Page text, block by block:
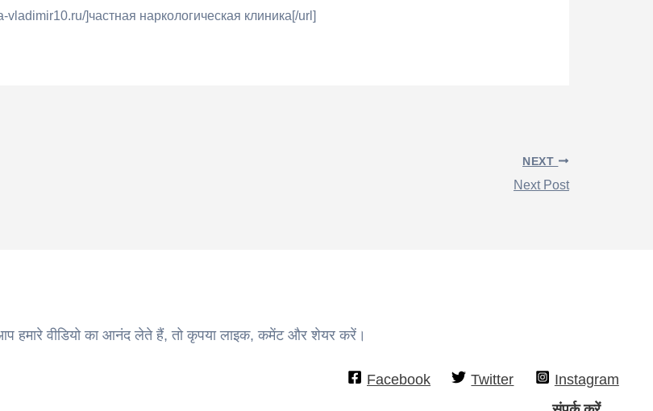
]частная наркологическая клиника[/url]
NEXT
Next Post
हमारे वीडियो का आनंद लेते हैं, तो कृपया लाइक, कमेंट और शेयर करें।
Facebook Twitter
Instagram